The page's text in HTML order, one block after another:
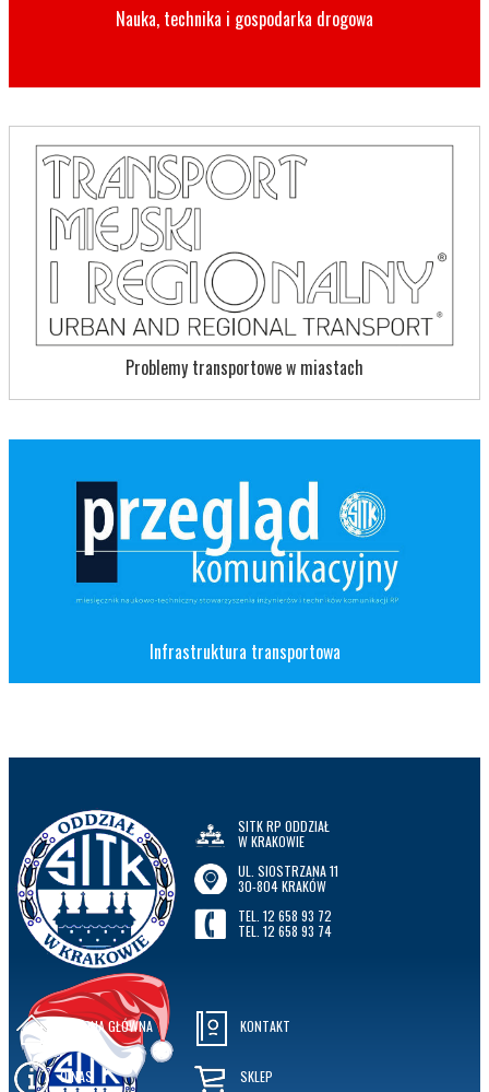
Nauka, technika i gospodarka drogowa
Problemy transportowe w miastach
Infrastruktura transportowa
SITK RP ODDZIAŁ
W KRAKOWIE
UL. SIOSTRZANA 11
30-804 KRAKÓW
TEL. 12 658 93 72
TEL. 12 658 93 74
STRONA GŁÓWNA
O NAS
KONTAKT
SKLEP